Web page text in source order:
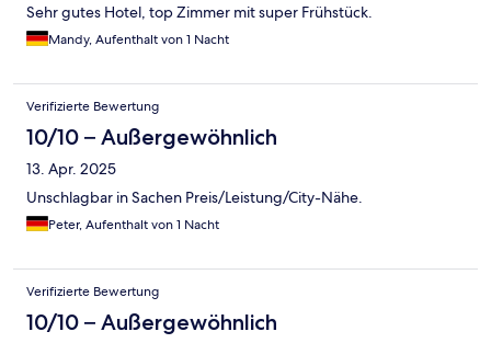
Sehr gutes Hotel, top Zimmer mit super Frühstück.
Mandy, Aufenthalt von 1 Nacht
Verifizierte Bewertung
10/10 – Außergewöhnlich
13. Apr. 2025
Unschlagbar in Sachen Preis/Leistung/City-Nähe.
Peter, Aufenthalt von 1 Nacht
Verifizierte Bewertung
10/10 – Außergewöhnlich